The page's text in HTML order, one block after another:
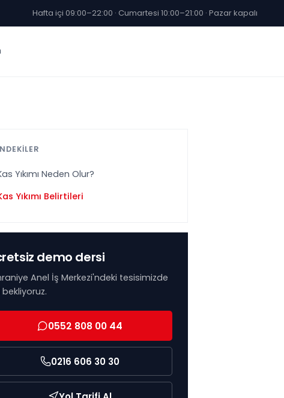
Hafta içi 09:00–22:00 · Cumartesi 10:00–21:00 · Pazar kapalı
Yıkımı Neden Olur?
Yıkımı Belirtileri
demo dersi
Anel İş Merkezi'ndeki tesisimizde
bekliyoruz.
0552 808 00 44
0216 606 30 30